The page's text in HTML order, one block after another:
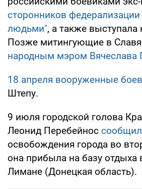
сторонников
людьми", а также выступала
Позже митингующие в
народным мэром Вячеслава
18 апреля вооруженные
Штепу.
9 июля городской голова
Леонид Перебейнос сообщил
освобождения города во
она прибыла на базу отдыха
Лимане (Донецкая область).